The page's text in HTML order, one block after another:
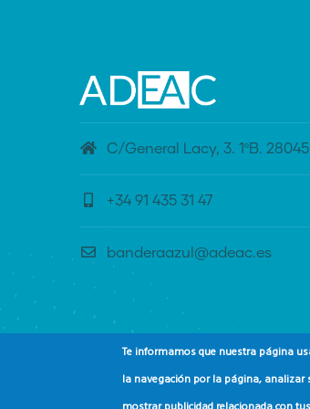
C/General Lacy, 3. 1ºB.
+34 91 435 31 47
banderaazul@adeac.es
Te informamos que nuestra página
la navegación por la página, analizar